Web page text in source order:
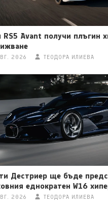
RS5 Avant получи плъгин
2026 ТЕОДОРА ИЛИЕВА
Дестриер ще бъде
еднократен W16
2026 ТЕОДОРА ИЛИЕВА